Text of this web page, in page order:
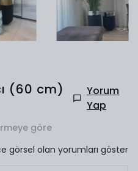
(60 cm)
Yorum
Yap
göre
görsel olan yorumları göster